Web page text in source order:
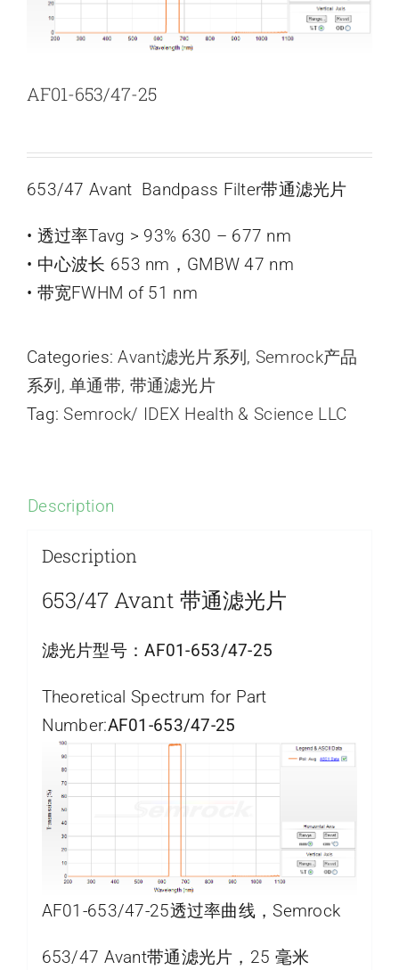
关于量感
联系我们
AF01-653/47-25
653/47 Avant Bandpass Filter带通滤光片
• 透过率Tavg > 93% 630 – 677 nm
• 中心波长 653 nm，GMBW 47 nm
• 带宽FWHM of 51 nm
Categories:Avant滤光片系列 , Semrock产品
系列 ,单通带, 带通滤光片
Tag:Semrock/ IDEX Health & Science LLC
Description
Description
653/47 Avant 带通滤光片
滤光片型号：AF01-653/47-25
Theoretical Spectrum for Part
Number:AF01-653/47-25
AF01-653/47-25透过率曲线，Semrock
653/47 Avant带通滤光片，25 毫米